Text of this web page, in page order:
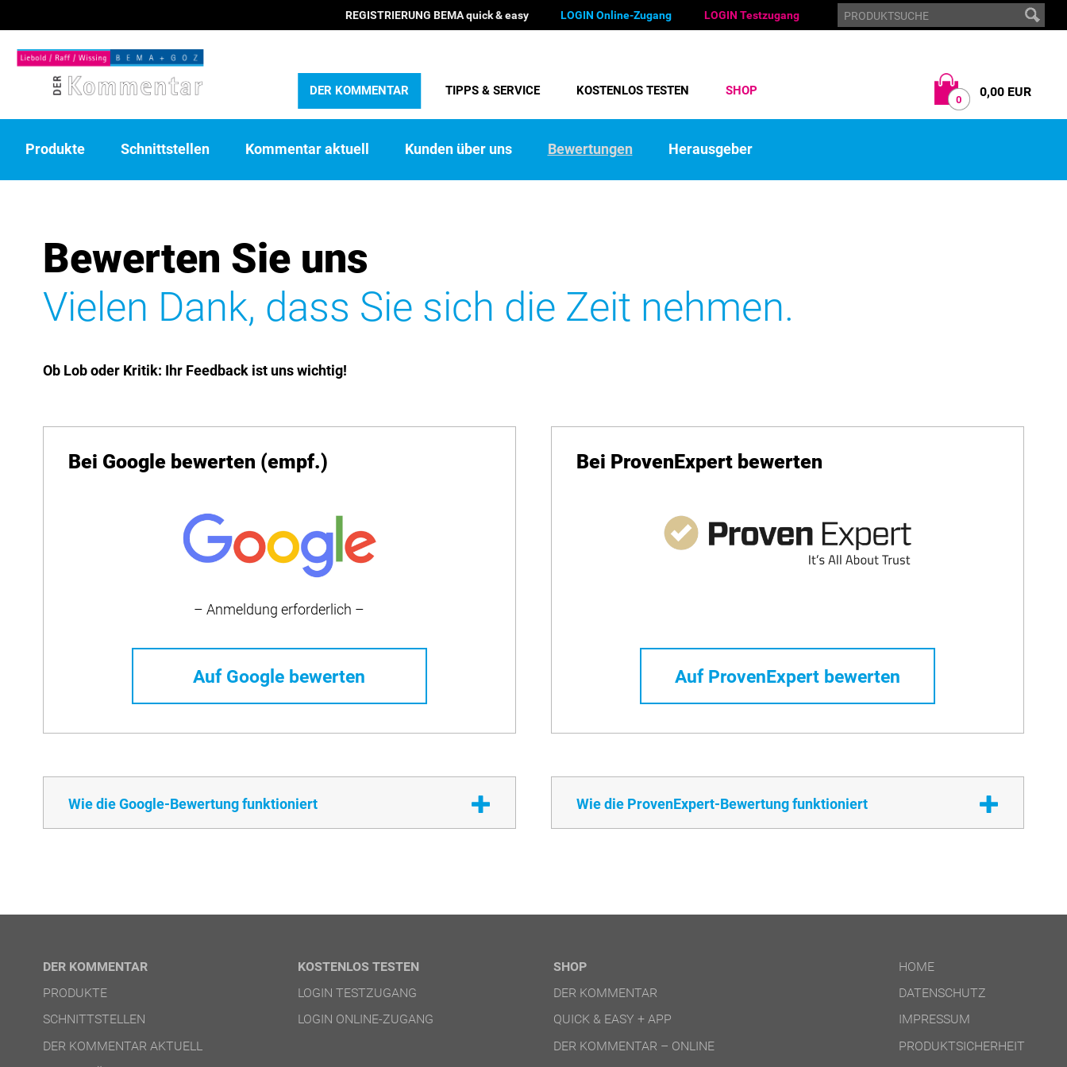
REGISTRIERUNG BEMA quick & easy LOGIN Online-Zugang LOGIN Testzugang
DER KOMMENTAR TIPPS & SERVICE KOSTENLOS TESTEN SHOP
0 0,00 EUR
Produkte Schnittstellen Kommentar aktuell Kunden über uns Bewertungen Herausgeber
Bewerten Sie uns
Vielen Dank, dass Sie sich die Zeit nehmen.
Ob Lob oder Kritik: Ihr Feedback ist uns wichtig!
Bei Google bewerten (empf.)
– Anmeldung erforderlich –
Auf Google bewerten
Wie die Google-Bewertung funktioniert
Bei ProvenExpert bewerten
Auf ProvenExpert bewerten
Wie die ProvenExpert-Bewertung funktioniert
DER KOMMENTAR
PRODUKTE
SCHNITTSTELLEN
DER KOMMENTAR AKTUELL
KOSTENLOS TESTEN
LOGIN TESTZUGANG
LOGIN ONLINE-ZUGANG
SHOP
DER KOMMENTAR
QUICK & EASY + APP
DER KOMMENTAR – ONLINE
HOME
DATENSCHUTZ
IMPRESSUM
PRODUKTSICHERHEIT